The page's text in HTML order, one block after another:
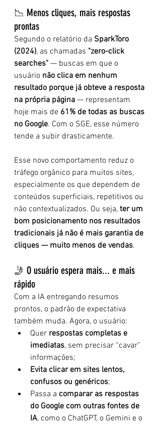
📉 Menos cliques, mais respostas
prontas
Segundo o relatório da SparkToro
(2024), as chamadas "zero-click
searches" — buscas em que o
usuário não clica em nenhum
resultado porque já obteve a resposta
na própria página — representam
hoje mais de 61% de todas as buscas
no Google. Com o SGE, esse número
tende a subir drasticamente.
Esse novo comportamento reduz o
tráfego orgânico para muitos sites,
especialmente os que dependem de
conteúdos superficiais, repetitivos ou
não contextualizados. Ou seja, ter um
bom posicionamento nos resultados
tradicionais já não é mais garantia de
cliques — muito menos de vendas.
🤳 O usuário espera mais... e mais
rápido
Com a IA entregando resumos
prontos, o padrão de expectativa
também muda. Agora, o usuário:
Quer respostas completas e
imediatas, sem precisar “cavar”
informações;
Evita clicar em sites lentos,
confusos ou genéricos;
Passa a comparar as respostas
do Google com outras fontes de
IA, como o ChatGPT, o Gemini e o